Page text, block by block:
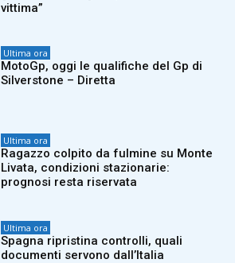
vittima”
Ultima ora
MotoGp, oggi le qualifiche del Gp di
Silverstone – Diretta
Ultima ora
Ragazzo colpito da fulmine su Monte
Livata, condizioni stazionarie:
prognosi resta riservata
Ultima ora
Spagna ripristina controlli, quali
documenti servono dall’Italia